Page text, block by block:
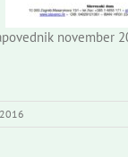
november